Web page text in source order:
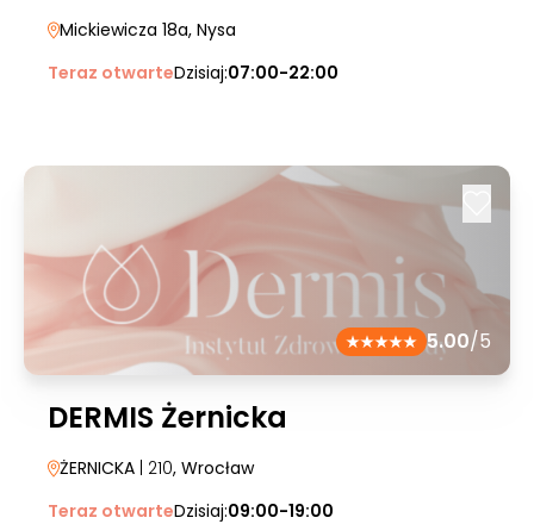
Mickiewicza 18a, Nysa
Teraz otwarteDzisiaj:07:00-22:00
5.00/5
DERMIS Żernicka
ŻERNICKA | 210, Wrocław
Teraz otwarteDzisiaj:09:00-19:00